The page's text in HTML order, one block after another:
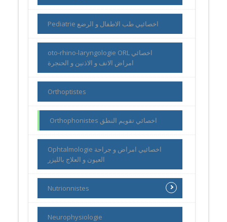
Pediatrie اخصائيي طب الاطفال و الرضع
oto-rhino-laryngologie ORL اخصائي
امراض الانف و الاذنين و الحنجرة
Orthoptistes
Orthophonistes اخصائي تقويم النطق
Ophtalmologie اخصائيي امراض و جراحة
العيون و العلاج بالليزر
Nutrionnistes
Neurophysiologie